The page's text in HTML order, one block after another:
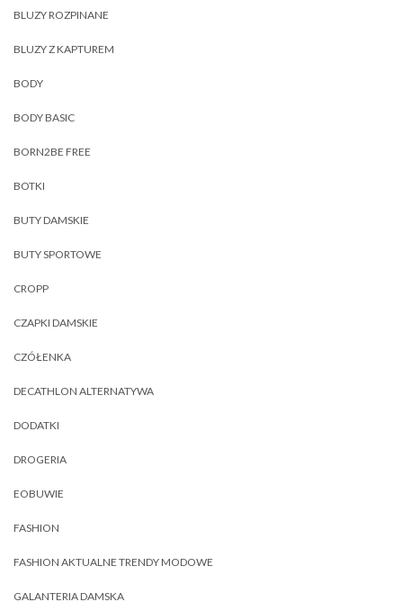
BLUZY ROZPINANE
BLUZY Z KAPTUREM
BODY
BODY BASIC
BORN2BE FREE
BOTKI
BUTY DAMSKIE
BUTY SPORTOWE
CROPP
CZAPKI DAMSKIE
CZÓŁENKA
DECATHLON ALTERNATYWA
DODATKI
DROGERIA
EOBUWIE
FASHION
FASHION AKTUALNE TRENDY MODOWE
GALANTERIA DAMSKA